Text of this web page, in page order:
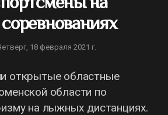
18 февраля 2021 г.
открытые областные
области по
на лыжных дистанциях.